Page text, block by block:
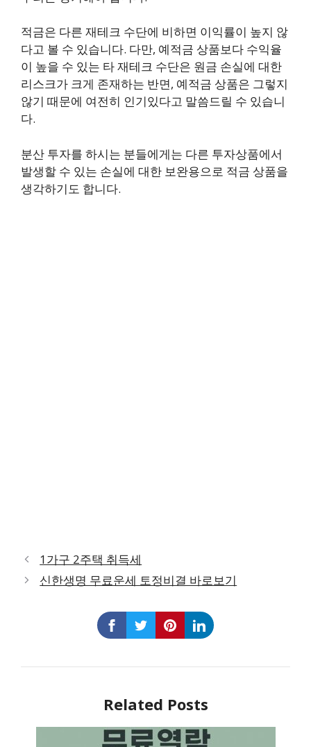
적금은 다른 재테크 수단에 비하면 이익률이 높지 않
다고 볼 수 있습니다. 다만, 예적금 상품보다 수익율
이 높을 수 있는 타 재테크 수단은 원금 손실에 대한
리스크가 크게 존재하는 반면, 예적금 상품은 그렇지
않기 때문에 여전히 인기있다고 말씀드릴 수 있습니
다.
분산 투자를 하시는 분들에게는 다른 투자상품에서
발생할 수 있는 손실에 대한 보완용으로 적금 상품을
생각하기도 합니다.
1가구 2주택 취득세
신한생명 무료운세 토정비결 바로보기
Related Posts